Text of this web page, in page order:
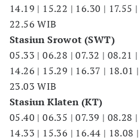
14.19 | 15.22 | 16.30 | 17.55
22.56 WIB
Stasiun Srowot (SWT)
05.33 | 06.28 | 07.32 | 08.21
14.26 | 15.29 | 16.37 | 18.01
23.03 WIB
Stasiun Klaten (KT)
05.40 | 06.35 | 07.39 | 08.28
14.33 | 15.36 | 16.44 | 18.08